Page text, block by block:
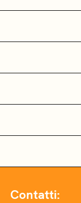
Contatti: